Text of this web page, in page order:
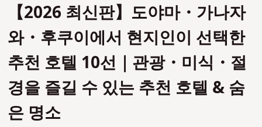
【2026 최신판】도야마・가나자
와・후쿠이에서 현지인이 선택한
추천 호텔 10선｜관광・미식・절
경을 즐길 수 있는 추천 호텔 & 숨
은 명소